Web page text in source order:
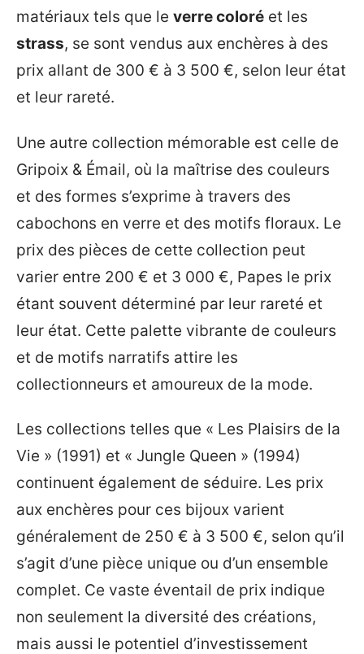
matériaux tels que le verre coloré et les
strass, se sont vendus aux enchères à des
prix allant de 300 € à 3 500 €, selon leur état
et leur rareté.
Une autre collection mémorable est celle de
Gripoix & Émail, où la maîtrise des couleurs
et des formes s’exprime à travers des
cabochons en verre et des motifs floraux. Le
prix des pièces de cette collection peut
varier entre 200 € et 3 000 €, Papes le prix
étant souvent déterminé par leur rareté et
leur état. Cette palette vibrante de couleurs
et de motifs narratifs attire les
collectionneurs et amoureux de la mode.
Les collections telles que « Les Plaisirs de la
Vie » (1991) et « Jungle Queen » (1994)
continuent également de séduire. Les prix
aux enchères pour ces bijoux varient
généralement de 250 € à 3 500 €, selon qu’il
s’agit d’une pièce unique ou d’un ensemble
complet. Ce vaste éventail de prix indique
non seulement la diversité des créations,
mais aussi le potentiel d’investissement